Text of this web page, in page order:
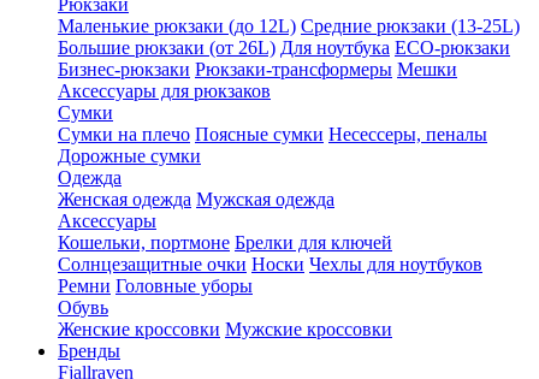
Рюкзаки
Маленькие рюкзаки (до 12L) Средние рюкзаки (13-25L)
Большие рюкзаки (от 26L) Для ноутбука ECO-рюкзаки
Бизнес-рюкзаки Рюкзаки-трансформеры Мешки
Аксессуары для рюкзаков
Сумки
Сумки на плечо Поясные сумки Несессеры, пеналы
Дорожные сумки
Одежда
Женская одежда Мужская одежда
Аксессуары
Кошельки, портмоне Брелки для ключей
Солнцезащитные очки Носки Чехлы для ноутбуков
Ремни Головные уборы
Обувь
Женские кроссовки Мужские кроссовки
Бренды
Fjallraven